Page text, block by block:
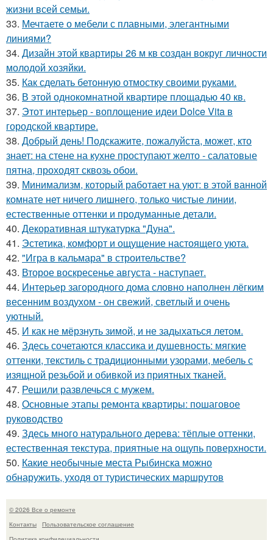
жизни всей семьи.
33. Мечтаете о мебели с плавными, элегантными
линиями?
34. Дизайн этой квартиры 26 м кв создан вокруг личности
молодой хозяйки.
35. Как сделать бетонную отмостку своими руками.
36. В этой однокомнатной квартире площадью 40 кв.
37. Этот интерьер - воплощение идеи Dolce Vita в
городской квартире.
38. Добрый день! Подскажите, пожалуйста, может, кто
знает: на стене на кухне проступают желто - салатовые
пятна, проходят сквозь обои.
39. Минимализм, который работает на уют: в этой ванной
комнате нет ничего лишнего, только чистые линии,
естественные оттенки и продуманные детали.
40. Декоративная штукатурка "Дуна".
41. Эстетика, комфорт и ощущение настоящего уюта.
42. "Игра в кальмара" в строительстве?
43. Второе воскресенье августа - наступает.
44. Интерьер загородного дома словно наполнен лёгким
весенним воздухом - он свежий, светлый и очень
уютный.
45. И как не мёрзнуть зимой, и не задыхаться летом.
46. Здесь сочетаются классика и душевность: мягкие
оттенки, текстиль с традиционными узорами, мебель с
изящной резьбой и обивкой из приятных тканей.
47. Решили развлечься с мужем.
48. Основные этапы ремонта квартиры: пошаговое
руководство
49. Здесь много натурального дерева: тёплые оттенки,
естественная текстура, приятные на ощупь поверхности.
50. Какие необычные места Рыбинска можно
обнаружить, уходя от туристических маршрутов
© 2026 Все о ремонте
Контакты
Пользовательское соглашение